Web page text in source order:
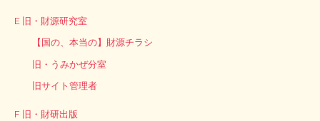
E 旧・財源研究室
【国の、本当の】財源チラシ
旧・うみかぜ分室
旧サイト管理者
F 旧・財研出版